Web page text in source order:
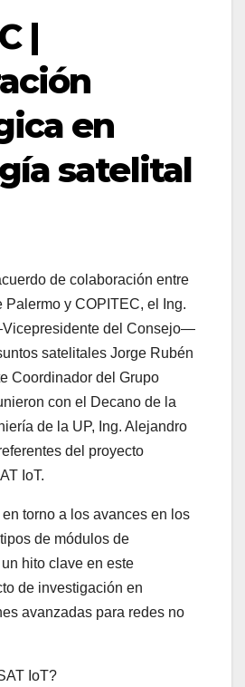
|
en
satelital
de colaboración entre
Palermo y COPITEC, el Ing.
del Consejo—
satelitales Jorge Rubén
Coordinador del Grupo
con el Decano de la
de la UP, Ing. Alejandro
del proyecto
IoT.
torno a los avances en los
de módulos de
hito clave en este
de investigación en
avanzadas para redes no
IoT?